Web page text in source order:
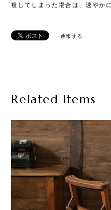
複してしまった場合は、速やか
通報する
Related Items